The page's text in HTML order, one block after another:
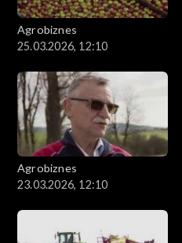
Agrobiznes
25.03.2026, 12:10
Agrobiznes
23.03.2026, 12:10